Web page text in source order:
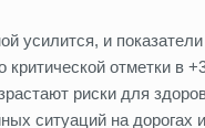
усилится, и
критической отметки в
риски для
ситуаций на дорогах